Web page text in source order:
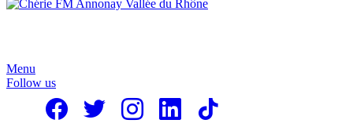
Menu
Follow us